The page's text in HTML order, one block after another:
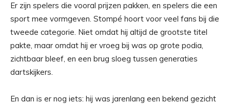
Er zijn spelers die vooral prijzen pakken, en spelers die een
sport mee vormgeven. Stompé hoort voor veel fans bij die
tweede categorie. Niet omdat hij altijd de grootste titel
pakte, maar omdat hij er vroeg bij was op grote podia,
zichtbaar bleef, en een brug sloeg tussen generaties
dartskijkers.
En dan is er nog iets: hij was jarenlang een bekend gezicht